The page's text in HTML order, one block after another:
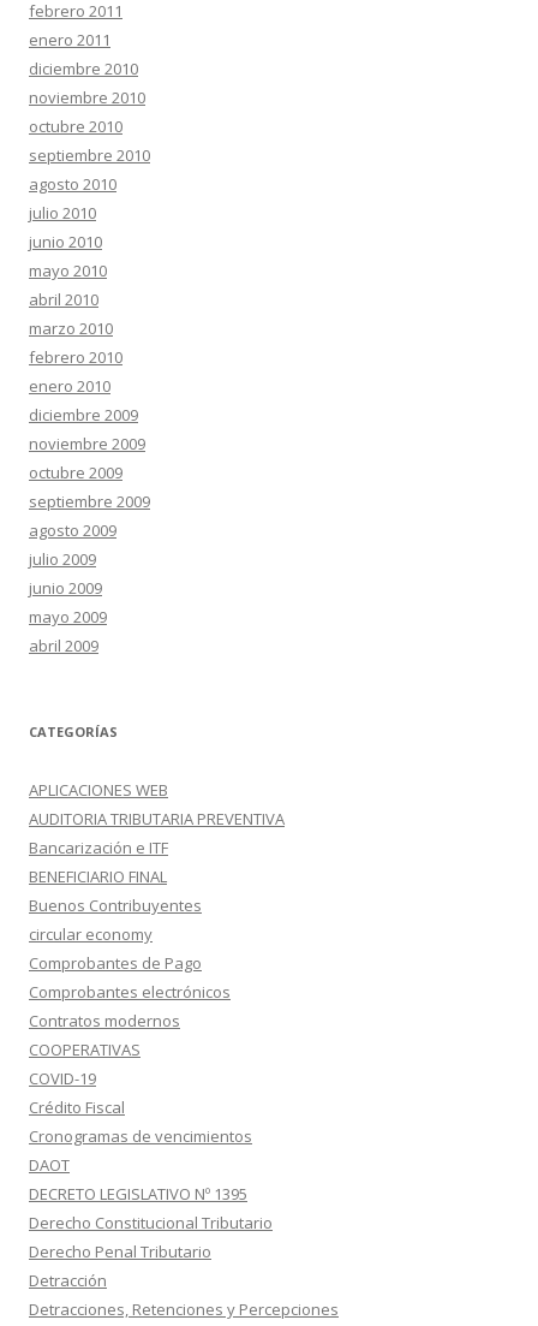
febrero 2011
enero 2011
diciembre 2010
noviembre 2010
octubre 2010
septiembre 2010
agosto 2010
julio 2010
junio 2010
mayo 2010
abril 2010
marzo 2010
febrero 2010
enero 2010
diciembre 2009
noviembre 2009
octubre 2009
septiembre 2009
agosto 2009
julio 2009
junio 2009
mayo 2009
abril 2009
CATEGORÍAS
APLICACIONES WEB
AUDITORIA TRIBUTARIA PREVENTIVA
Bancarización e ITF
BENEFICIARIO FINAL
Buenos Contribuyentes
circular economy
Comprobantes de Pago
Comprobantes electrónicos
Contratos modernos
COOPERATIVAS
COVID-19
Crédito Fiscal
Cronogramas de vencimientos
DAOT
DECRETO LEGISLATIVO Nº 1395
Derecho Constitucional Tributario
Derecho Penal Tributario
Detracción
Detracciones, Retenciones y Percepciones